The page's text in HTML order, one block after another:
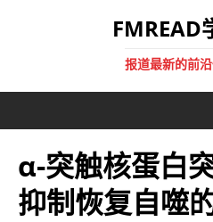
FMREAD
报道最新的前
α-突触核蛋白
抑制恢复自噬